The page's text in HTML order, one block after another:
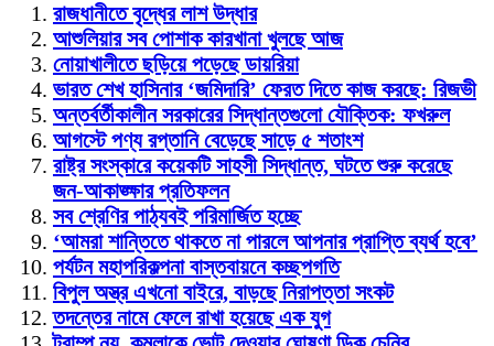
রাজধানীতে বৃদ্ধের লাশ উদ্ধার
আশুলিয়ার সব পোশাক কারখানা খুলছে আজ
নোয়াখালীতে ছড়িয়ে পড়েছে ডায়রিয়া
ভারত শেখ হাসিনার ‘জমিদারি’ ফেরত দিতে কাজ করছে: রিজভী
অন্তর্বর্তীকালীন সরকারের সিদ্ধান্তগুলো যৌক্তিক: ফখরুল
আগস্টে পণ্য রপ্তানি বেড়েছে সাড়ে ৫ শতাংশ
রাষ্ট্র সংস্কারে কয়েকটি সাহসী সিদ্ধান্ত, ঘটতে শুরু করেছে
জন-আকাঙ্ক্ষার প্রতিফলন
সব শ্রেণির পাঠ্যবই পরিমার্জিত হচ্ছে
‘আমরা শান্তিতে থাকতে না পারলে আপনার প্রাপ্তি ব্যর্থ হবে’
পর্যটন মহাপরিকল্পনা বাস্তবায়নে কচ্ছপগতি
বিপুল অস্ত্র এখনো বাইরে, বাড়ছে নিরাপত্তা সংকট
তদন্তের নামে ফেলে রাখা হয়েছে এক যুগ